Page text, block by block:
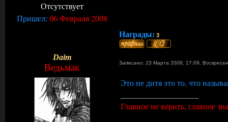
Отсутствует
Пришел: 06 Февраля 2008
Награды: 3
Daim
Ведьмак Записано: 23 Марта 2008, 17:09,
Это не дитя это то, что
Главное не верить, главное